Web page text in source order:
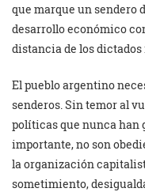
que marque un sendero
desarrollo económico
distancia de los
El pueblo argentino
senderos. Sin temor al
políticas que nunca han
importante, no son
la organización
sometimiento,